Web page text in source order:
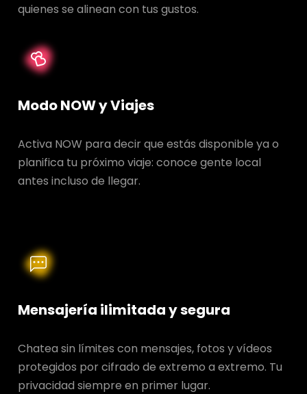
quienes se alinean con tus gustos.
Modo NOW y Viajes
Activa NOW para decir que estás disponible ya o
planifica tu próximo viaje: conoce gente local
antes incluso de llegar.
Mensajería ilimitada y segura
Chatea sin límites con mensajes, fotos y vídeos
protegidos por cifrado de extremo a extremo. Tu
privacidad siempre en primer lugar.